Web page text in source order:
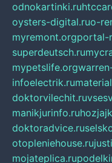
odnokartinki.ru
oysters-digital.ruo-
myremont.orgportal-
superdeutsch.ru
mypetslife.org
infoelectrik.ru
doktorvilechit.ru
manikjurinfo.ru
doktoradvice.ru
otopleniehouse.ru
mojateplica.ru